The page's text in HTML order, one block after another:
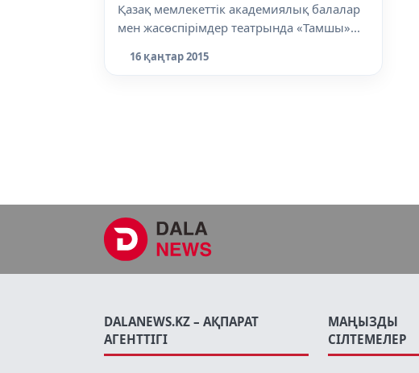
Қазақ мемлекеттік академиялық балалар
мен жасөспірімдер театрында «Тамшы»...
16 қаңтар 2015
DALANEWS.KZ – АҚПАРАТ
АГЕНТТІГІ
МАҢЫЗДЫ
СІЛТЕМЕЛЕР